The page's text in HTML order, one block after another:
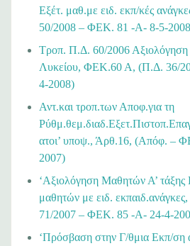
Εξέτ. μαθ.με ειδ. εκπ/κές
50/2008 – ΦΕΚ. 81 -Α- 8-5-
Τροπ. Π.Δ. 60/2006 Αξιολόγηση
Λυκείου, ΦΕΚ.60 Α, (Π.Δ. 36/
4-2008)
Αντ.και τροπ.των Αποφ.για τη
ατοι’ υποψ., Άρθ.16, (Απόφ. –
2007)
‘Αξιολόγηση Μαθητών Α’
μαθητών με ειδ.
71/2007 – ΦΕΚ. 85 -Α- 24-4-
‘Πρόσβαση στην Γ/θμια Εκπ/ση